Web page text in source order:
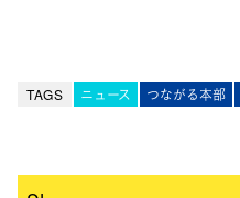
TAGS ニュース つながる本部